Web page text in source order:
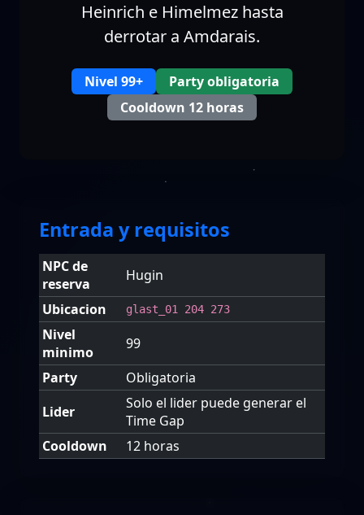
Heinrich e Himelmez hasta
derrotar a Amdarais.
Nivel 99+
Party obligatoria
Cooldown 12 horas
Entrada y requisitos
NPC de
reserva
Hugin
Ubicacion
glast_01 204 273
Nivel
minimo
99
Party
Obligatoria
Lider
Solo el lider puede generar el
Time Gap
Cooldown
12 horas